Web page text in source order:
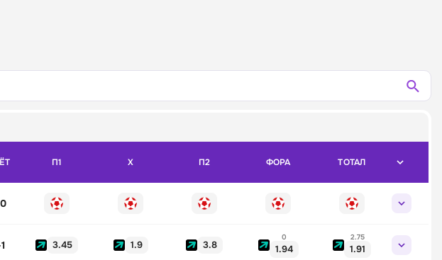
П1 X П2 ФОРА ТОТАЛ
0
1 3.45 1.9 3.8
0
1.94
2.75
1.91